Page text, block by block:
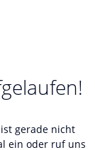
gerade nicht
ein oder ruf uns